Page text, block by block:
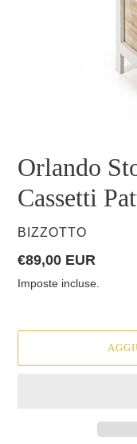
Orlando
Cassetti
VENDITORE
BIZZOTTO
Prezzo
di
€89,00 EUR
Imposte incluse.